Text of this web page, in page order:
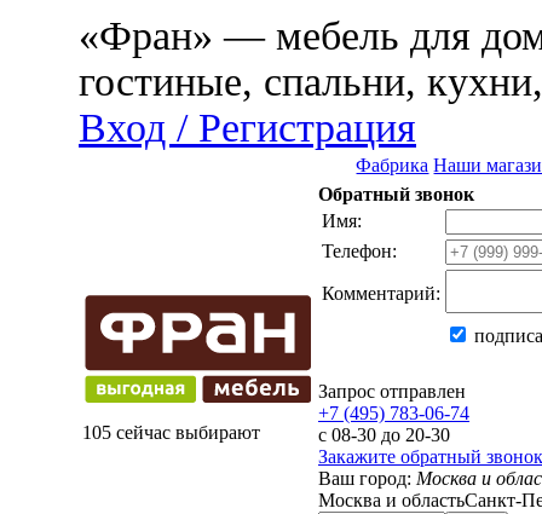
«Фран» — мебель для
гостиные, спальни,
Вход / Регистрация
Фабрика Наши
105 сейчас выбирают
Обратный звонок
Имя:
Телефон:
Комментарий:
Запрос отправлен
+7 (495) 783-06-74
с 08-30 до 20-30
Закажите обратный звонок
Ваш город: Москва и
Москва и областьСанкт-